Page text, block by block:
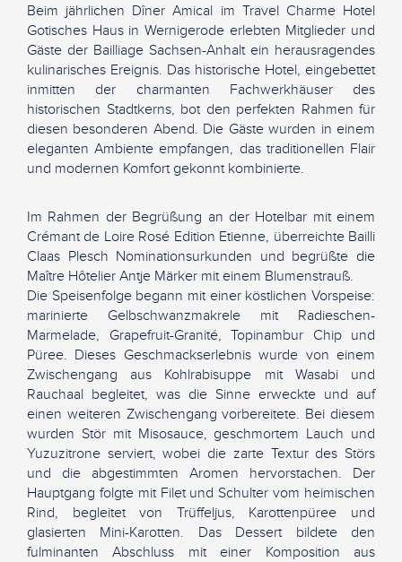
Beim jährlichen Dîner Amical im Travel Charme Hotel
Gotisches Haus in Wernigerode erlebten Mitglieder und
Gäste der Bailliage Sachsen-Anhalt ein herausragendes
kulinarisches Ereignis. Das historische Hotel, eingebettet
inmitten der charmanten Fachwerkhäuser des
historischen Stadtkerns, bot den perfekten Rahmen für
diesen besonderen Abend. Die Gäste wurden in einem
eleganten Ambiente empfangen, das traditionellen Flair
und modernen Komfort gekonnt kombinierte.
Im Rahmen der Begrüßung an der Hotelbar mit einem
Crémant de Loire Rosé Edition Etienne, überreichte Bailli
Claas Plesch Nominationsurkunden und begrüßte die
Maître Hôtelier Antje Märker mit einem Blumenstrauß.
Die Speisenfolge begann mit einer köstlichen Vorspeise:
marinierte Gelbschwanzmakrele mit Radieschen-
Marmelade, Grapefruit-Granité, Topinambur Chip und
Püree. Dieses Geschmackserlebnis wurde von einem
Zwischengang aus Kohlrabisuppe mit Wasabi und
Rauchaal begleitet, was die Sinne erweckte und auf
einen weiteren Zwischengang vorbereitete. Bei diesem
wurden Stör mit Misosauce, geschmortem Lauch und
Yuzuzitrone serviert, wobei die zarte Textur des Störs
und die abgestimmten Aromen hervorstachen. Der
Hauptgang folgte mit Filet und Schulter vom heimischen
Rind, begleitet von Trüffeljus, Karottenpüree und
glasierten Mini-Karotten. Das Dessert bildete den
fulminanten Abschluss mit einer Komposition aus